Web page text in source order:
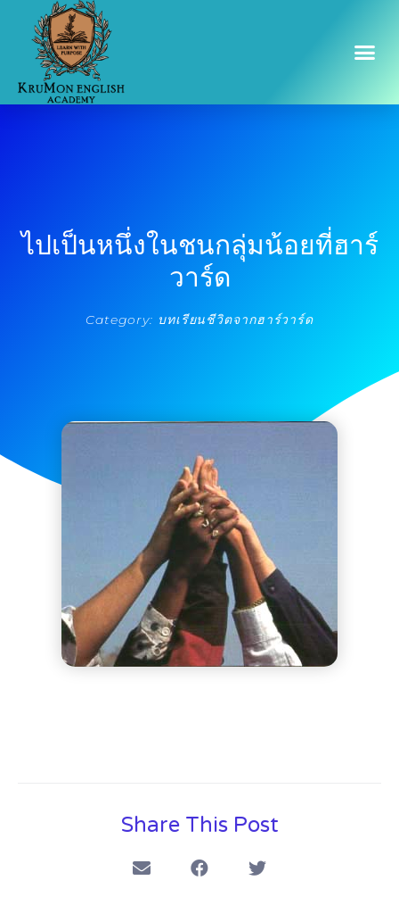
ไปเป็นหนึ่งในชนกลุ่มน้อยที่ฮาร์
วาร์ด
Category: บทเรียนชีวิตจากฮาร์วาร์ด
Share This Post